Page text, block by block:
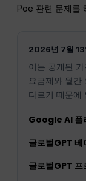
Poe 관련 문제를
2026년 7월 13
이는 공개된
요금제와 월간
다르기 때문에
Google AI 플
글로벌GPT 베
글로벌GPT 프